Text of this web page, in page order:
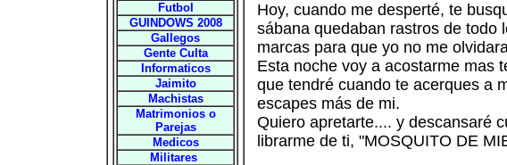
Futbol
GUINDOWS 2008
Gallegos
Gente Culta
Informaticos
Jaimito
Machistas
Matrimonios o
Parejas
Medicos
Militares
Hoy, cuando me desperté, te
sábana quedaban rastros de todo
marcas para que yo no me
Esta noche voy a acostarme mas
que tendré cuando te acerques a
escapes más de mi.
Quiero apretarte.... y descansaré
librarme de ti, "MOSQUITO DE